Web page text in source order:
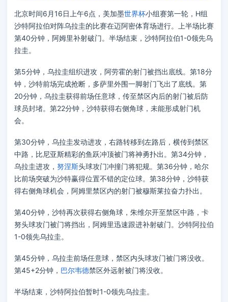
北京时间6月16日上午6点，美加墨世界杯小组赛第一轮，H组
沙特阿拉伯对阵乌拉圭的比赛在迈阿密体育场进行。上半场比赛
第40分钟，阿姆里补射破门。半场结束，沙特阿拉伯1-0领先乌
拉圭。
第5分钟，乌拉圭组织进攻，阿劳霍的射门被挡出底线。第18分
钟，沙特前场完成抢断，多萨里外围一脚射门飞出了底线。第
20分钟，乌拉圭获得前场任意球，传至禁区内后的射门被后防
球员封堵。第22分钟，沙特获得右侧角球，未能形成射门机
会。
第30分钟，乌拉圭发动进攻，右路转移到左路后，横传到禁区
中路，比尼亚斯精彩的鱼跃冲顶被门将神勇扑出。第34分钟，
乌拉圭进攻， 努涅斯头球攻门冲撞门将犯规。第36分钟，哈尔
比前场突破为沙特赢得位置不错的定位球。第38分钟，沙特获
得右侧角球机会，阿姆里禁区内的射门被穆斯莱拉奋力扑出。
第40分钟，沙特再次获得右侧角球，朱维尔开至禁区中路，卡
努头球攻门被门将挡出，阿姆里迅速跟进补射破门。沙特阿拉伯
1-0领先乌拉圭。
第45分钟，乌拉圭前场任意球，禁区内头球攻门被门将没收。
第45+2分钟， 巴尔韦德禁区外远射被门将没收。
半场结束，沙特阿拉伯暂时1-0领先乌拉圭。